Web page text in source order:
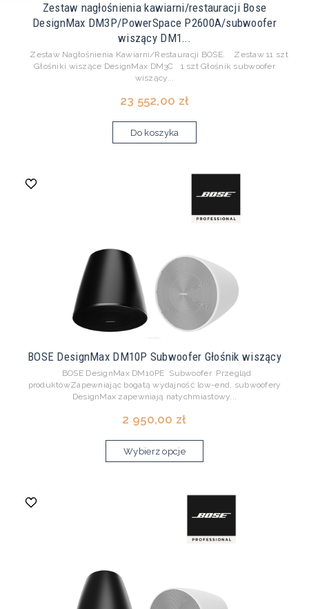
Zestaw nagłośnienia kawiarni/restauracji Bose
DesignMax DM3P/PowerSpace P2600A/subwoofer
wiszący DM1...
Zestaw Nagłośnienia Kawiarni/Restauracji BOSE. Zestaw 11 szt
Głośniki wiszące DesignMax DM3C 1 szt Głośnik subwoofer
wiszący...
23 552,00 zł
Do koszyka
BOSE DesignMax DM10P Subwoofer Głośnik wiszący
BOSE DesignMax DM10PE Subwoofer Przegląd
produktówZapewniając bogatą wydajność low-end, subwoofery
DesignMax zapewniają natychmiastowy...
2 950,00 zł
Wybierz opcje